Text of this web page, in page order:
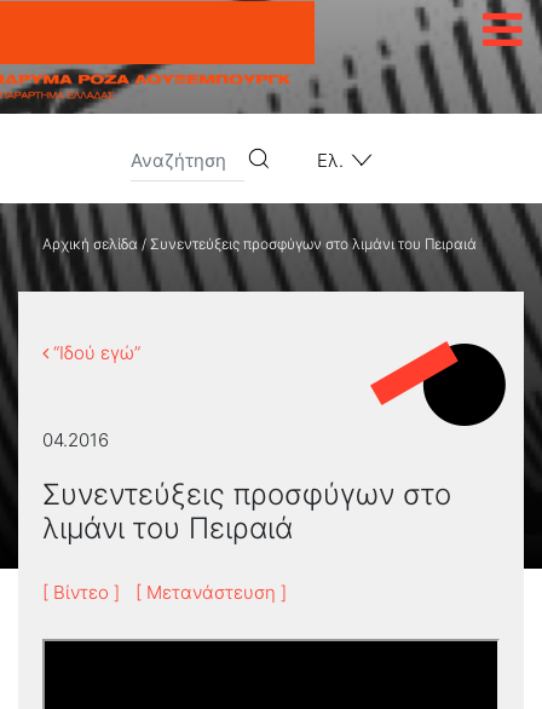
Ελ.
Αρχική σελίδα /Συνεντεύξεις προσφύγων στο λιμάνι του Πειραιά
“Ιδού εγώ”
04.2016
Συνεντεύξεις προσφύγων στο
λιμάνι του Πειραιά
[ Βίντεο ] [ Μετανάστευση ]